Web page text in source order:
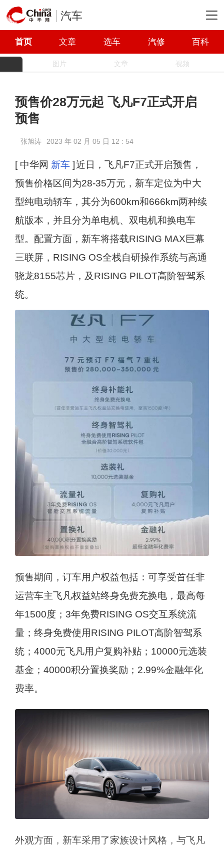
汽车
首页 文章 选车 汽修 百科
图片 文章 视频
预售价28万元起 飞凡F7正式开启
预售
张旭涛 2023 年 02 月 05 日 12 : 54
[ 中华网 新车] 近日，飞凡F7正式开启预售，
预售价格区间为28-35万元，新车定位为中大
型纯电动轿车，其分为600km和666km两种续
航版本，并且分为单电机、双电机和换电车
型。配置方面，新车将搭载RISING MAX巨幕
三联屏，RISING OS全栈自研操作系统与高通
骁龙8155芯片，及RISING PILOT高阶智驾系
统。
预售期间，订车用户权益包括：可享受首任非
运营车主飞凡权益站终身免费充换电，最高每
年1500度；3年免费RISING OS交互系统流
量；终身免费使用RISING PILOT高阶智驾系
统；4000元飞凡用户复购补贴；10000元选装
基金；40000积分置换奖励；2.99%金融年化
费率。
外观方面，新车采用了家族设计风格，与飞凡